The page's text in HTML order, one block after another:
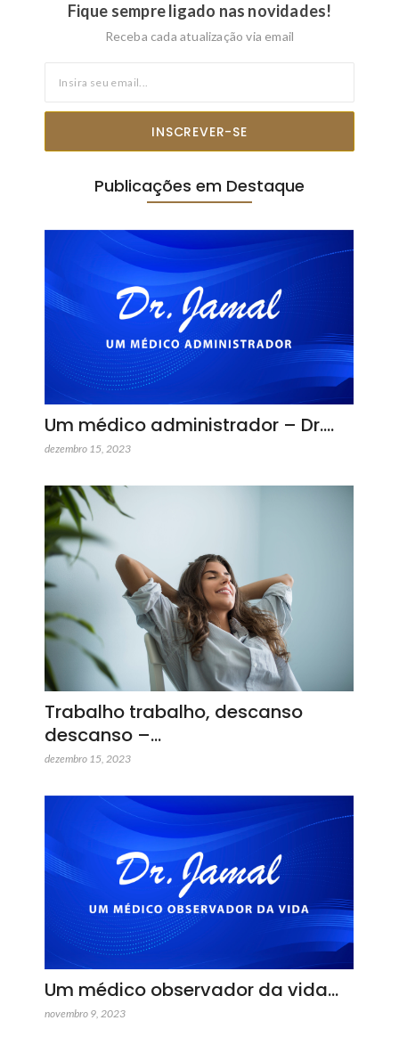
Fique sempre ligado nas novidades!
Receba cada atualização via email
INSCREVER-SE
Publicações em Destaque
Um médico administrador – Dr.…
dezembro 15, 2023
Trabalho trabalho, descanso
descanso –…
dezembro 15, 2023
Um médico observador da vida…
novembro 9, 2023